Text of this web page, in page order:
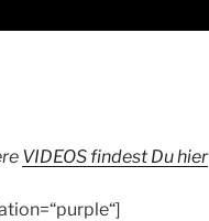
VIDEOS findest Du hier